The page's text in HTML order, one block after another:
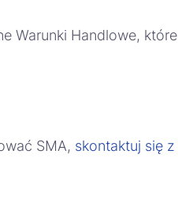
Warunki Handlowe, które
SMA, skontaktuj się z